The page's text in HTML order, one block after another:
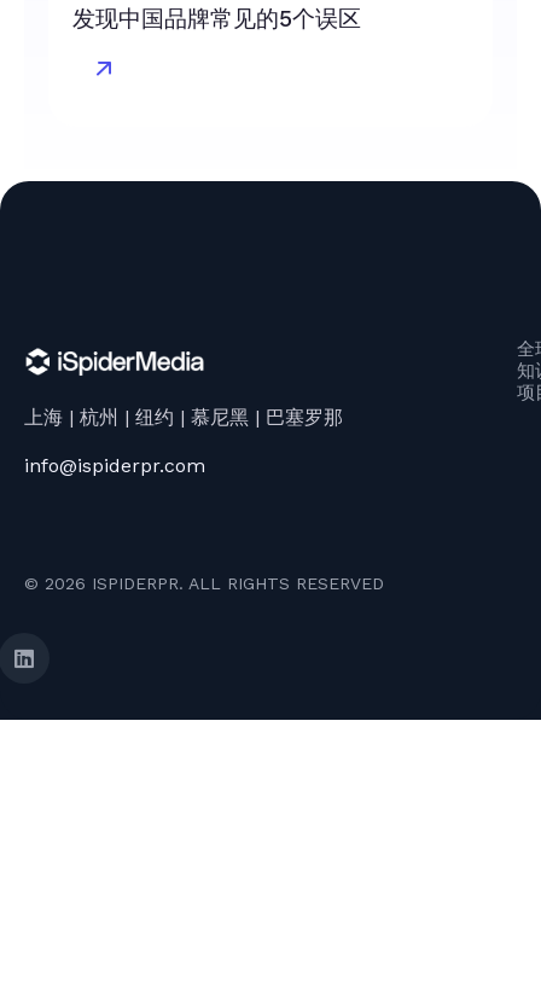
发现中国品牌常见的5个误区
上海 | 杭州 | 纽约 | 慕尼黑 | 巴塞罗那
info@ispiderpr.com
全
知
项
© 2026 ISPIDERPR. ALL RIGHTS RESERVED